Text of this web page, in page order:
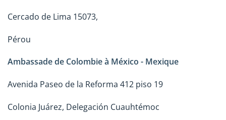
Cercado de Lima 15073,
Pérou
Ambassade de Colombie à México - Mexique
Avenida Paseo de la Reforma 412 piso 19
Colonia Juárez, Delegación Cuauhtémoc